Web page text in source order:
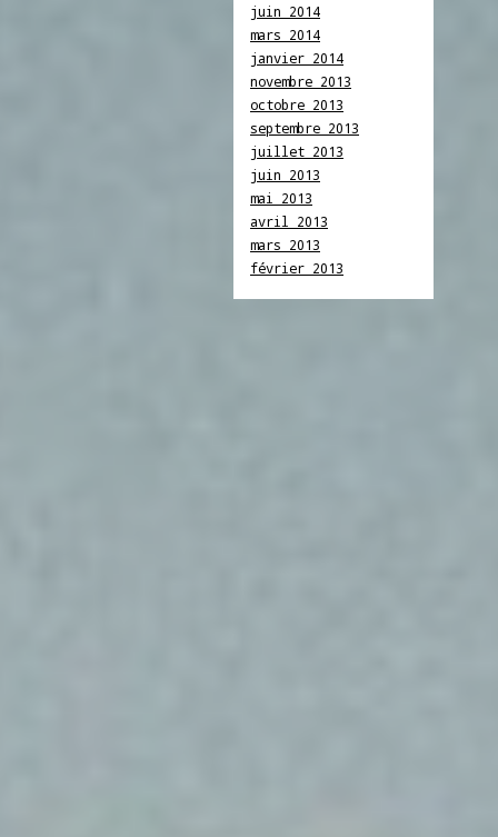
juin 2014
mars 2014
janvier 2014
novembre 2013
octobre 2013
septembre 2013
juillet 2013
juin 2013
mai 2013
avril 2013
mars 2013
février 2013